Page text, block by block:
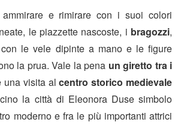
e rimirare con i suoi colori
le piazzette nascoste, i bragozzi,
le vele dipinte a mano e le figure
la prua. Vale la pena un giretto tra i
una visita alcentro storico medievale
la città di Eleonora Duse simbolo
moderno e fra le più importanti attrici